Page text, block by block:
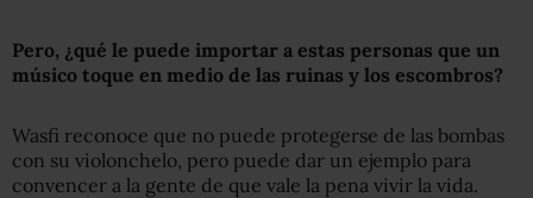
Pero, ¿qué le puede importar a estas personas que un
músico toque en medio de las ruinas y los escombros?
Wasfi reconoce que no puede protegerse de las bombas
con su violonchelo, pero puede dar un ejemplo para
convencer a la gente de que vale la pena vivir la vida.